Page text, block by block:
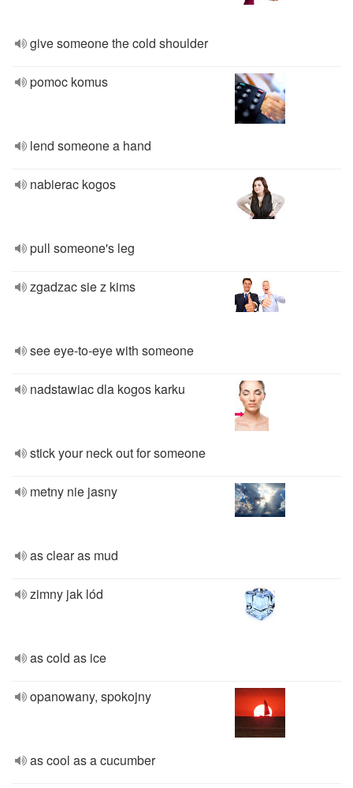
give someone the cold shoulder
pomoc komus
lend someone a hand
nabierac kogos
pull someone's leg
zgadzac sie z kims
see eye-to-eye with someone
nadstawiac dla kogos karku
stick your neck out for someone
metny nie jasny
as clear as mud
zimny jak lód
as cold as ice
opanowany, spokojny
as cool as a cucumber